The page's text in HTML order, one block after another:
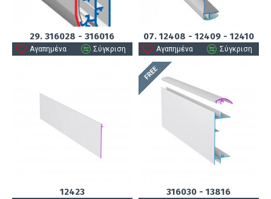
29. 316028 - 316016
Αγαπημένα Σύγκριση
07. 12408 - 12409 - 12410
Αγαπημένα Σύγκριση
12423
FREE
316030 - 13816